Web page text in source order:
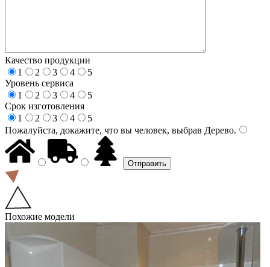
Качество продукции
1
2 3 4
5
Уровень сервиса
1
2 3 4
5
Срок изготовления
1
2 3 4
5
Пожалуйста, докажите, что вы человек, выбрав Дерево.
Похожие модели